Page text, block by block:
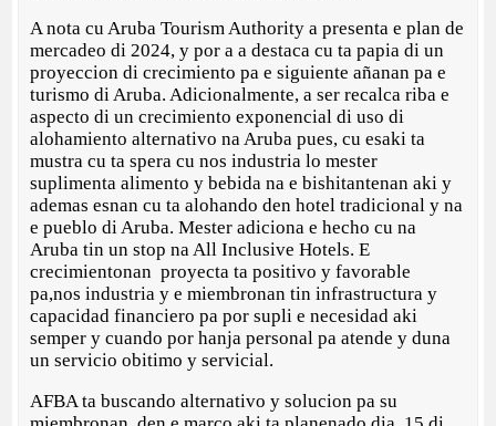
A nota cu Aruba Tourism Authority a presenta e plan de
mercadeo di 2024, y por a a destaca cu ta papia di un
proyeccion di crecimiento pa e siguiente añanan pa e
turismo di Aruba. Adicionalmente, a ser recalca riba e
aspecto di un crecimiento exponencial di uso di
alohamiento alternativo na Aruba pues, cu esaki ta
mustra cu ta spera cu nos industria lo mester
suplimenta alimento y bebida na e bishitantenan aki y
ademas esnan cu ta alohando den hotel tradicional y na
e pueblo di Aruba. Mester adiciona e hecho cu na
Aruba tin un stop na All Inclusive Hotels. E
crecimientonan proyecta ta positivo y favorable
pa,nos industria y e miembronan tin infrastructura y
capacidad financiero pa por supli e necesidad aki
semper y cuando por hanja personal pa atende y duna
un servicio obitimo y servicial.
AFBA ta buscando alternativo y solucion pa su